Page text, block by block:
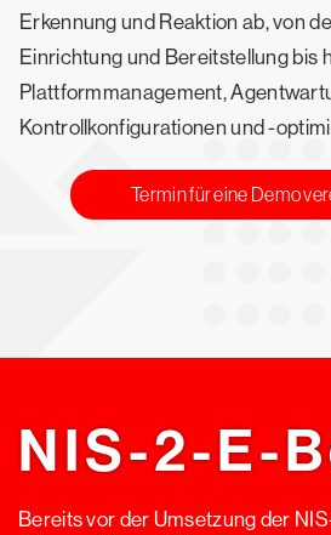
Erkennung und Reaktion ab, von
Einrichtung und Bereitstellung bis
Plattformmanagement,
Kontrollkonfigurationen und -
Termin für eine Demo
NIS-2-E-
Bereits vor der Umsetzung der